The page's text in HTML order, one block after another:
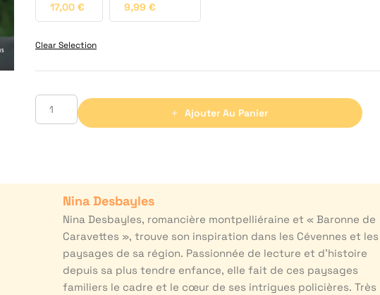
17,00 € 9,99 €
Clear Selection
Ajouter Au Panier
Nina Desbayles
Nina Desbayles, romancière montpelliéraine et « Baronne de
Caravettes », trouve son inspiration dans les Cévennes et les
paysages de sa région. Passionnée de lecture et d’histoire
depuis sa plus tendre enfance, elle fait de ces paysages
familiers le cadre et le cœur de ses intrigues policières. Très